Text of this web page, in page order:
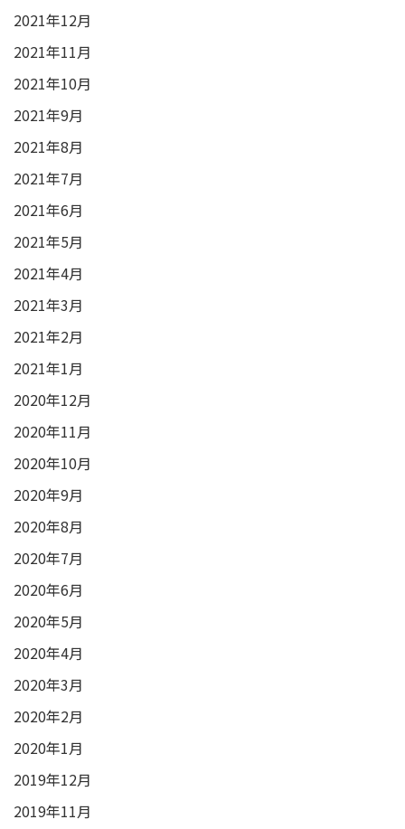
2021年12月
2021年11月
2021年10月
2021年9月
2021年8月
2021年7月
2021年6月
2021年5月
2021年4月
2021年3月
2021年2月
2021年1月
2020年12月
2020年11月
2020年10月
2020年9月
2020年8月
2020年7月
2020年6月
2020年5月
2020年4月
2020年3月
2020年2月
2020年1月
2019年12月
2019年11月